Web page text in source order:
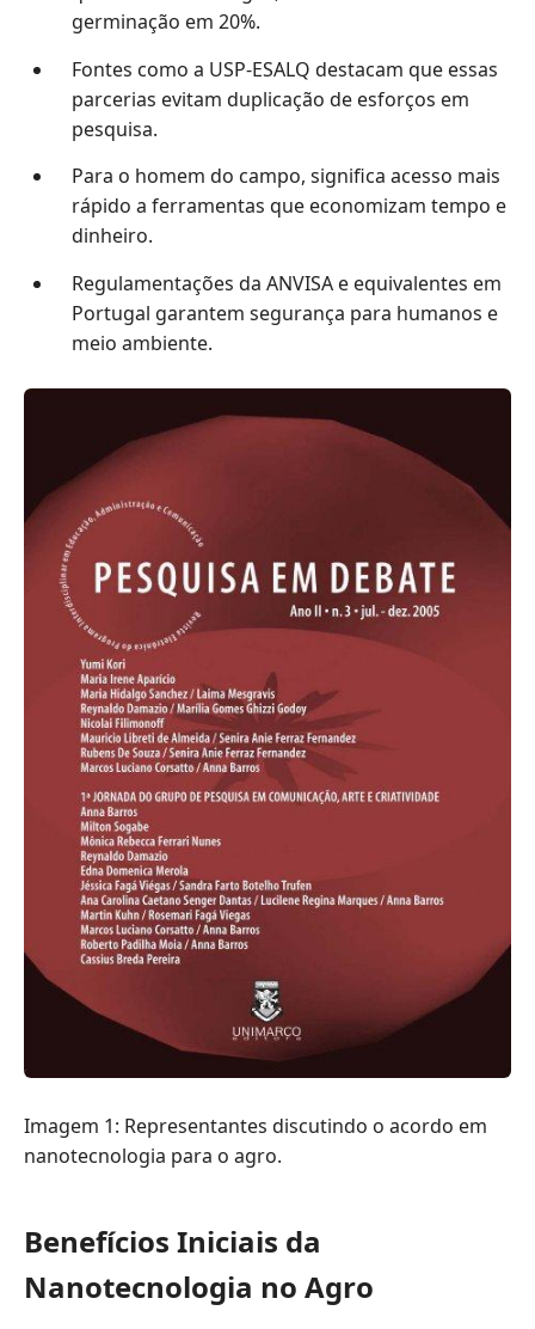
germinação em 20%.
Fontes como a USP-ESALQ destacam que essas
parcerias evitam duplicação de esforços em
pesquisa.
Para o homem do campo, significa acesso mais
rápido a ferramentas que economizam tempo e
dinheiro.
Regulamentações da ANVISA e equivalentes em
Portugal garantem segurança para humanos e
meio ambiente.
Imagem 1: Representantes discutindo o acordo em
nanotecnologia para o agro.
Benefícios Iniciais da
Nanotecnologia no Agro